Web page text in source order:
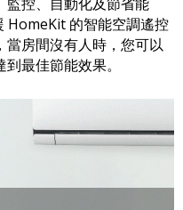
HomeKit 的智能空調遙控
房間沒有人時，您可以
最佳節能效果。